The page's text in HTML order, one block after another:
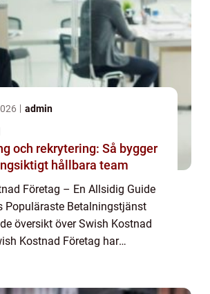
admin
och rekrytering: Så bygger
hållbara team
Företag – En Allsidig Guide
Populäraste Betalningstjänst
översikt över Swish Kostnad
Kostnad Företag har